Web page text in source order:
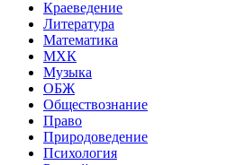
Краеведение
Литература
Математика
МХК
Музыка
ОБЖ
Обществознание
Право
Природоведение
Психология